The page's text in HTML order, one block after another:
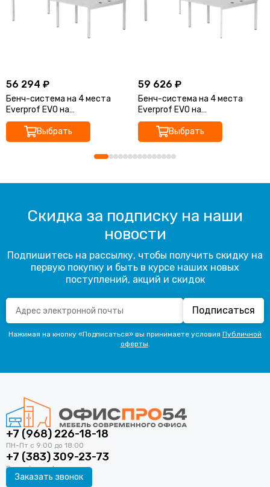
56 294 ₽
Бенч-система на 4 места
Everprof EVO на
металлокаркасе
3160х670(1370)x755
Выбрать
59 626 ₽
Бенч-система на 4 места
Everprof EVO на
металлокаркасе
3160х670(1370)x755 опоры
45гр
Выбрать
Скидка за подписку на наши
новости
Подпишитесь на рассылку, чтобы получить скидку на
первую покупку и быть в курсе наших новых
поступлений, акций и скидок
Подписаться
Нажимая на кнопку «Подписаться» вы принимаете условия Публичной
оферты.
+7 (968) 226-18-18
+7 (383) 309-23-73
Заказать звонок